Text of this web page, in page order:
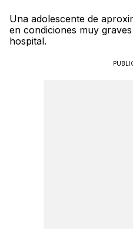
Una adolescente de
en condiciones muy
hospital.